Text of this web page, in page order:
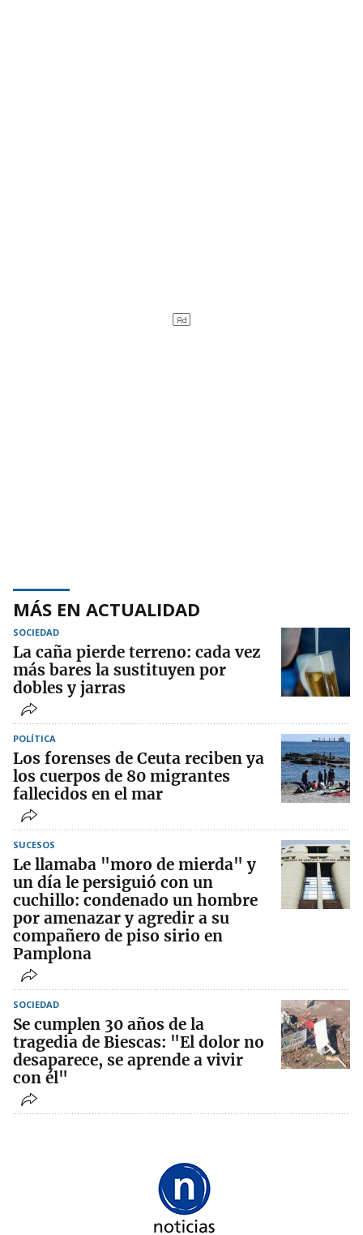
MÁS EN ACTUALIDAD
SOCIEDAD
La caña pierde terreno: cada vez
más bares la sustituyen por
dobles y jarras
POLÍTICA
Los forenses de Ceuta reciben ya
los cuerpos de 80 migrantes
fallecidos en el mar
SUCESOS
Le llamaba "moro de mierda" y
un día le persiguió con un
cuchillo: condenado un hombre
por amenazar y agredir a su
compañero de piso sirio en
Pamplona
SOCIEDAD
Se cumplen 30 años de la
tragedia de Biescas: "El dolor no
desaparece, se aprende a vivir
con él"